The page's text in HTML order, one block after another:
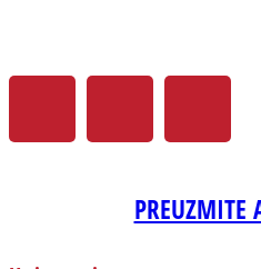
PREUZMITE